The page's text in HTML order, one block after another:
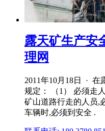
露天矿生产安
理网
2011年10月18日 · 在
规定： （1） 必须走
矿山道路行走的人员,
车辆时,必须到安全 .